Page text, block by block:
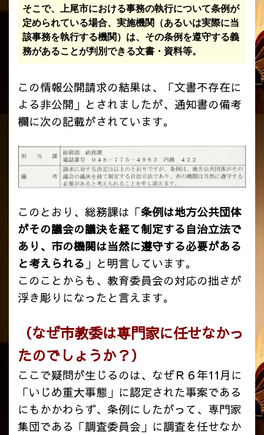
そこで、上尾市における事務の執行について条例が
定められている場合、実施機関（あるいは実際に当
該事務を執行する機関）は、その条例を遵守する義
務があることが判別できる文書・資料等。
この情報公開請求の結果は、「文書不存在に
よる非公開」とされましたが、通知書の備考
欄に次の記載がされています。
このとおり、総務課は「条例は地方公共団体
がその議会の議決を経て制定する自治立法で
あり、市の機関は当然に遵守する必要がある
と考えられる 」と明言しています。
このことからも、教育委員会の対応の拙さが
浮き彫りになったと言えます。
（なぜ市教委は専門家に任せなかっ
たのでしょうか？）
ここで疑問が生じるのは、なぜＲ６年11月に
「いじめ重大事態」に認定された事案である
にもかかわらず、条例にしたがって、専門家
集団である「調査委員会」に調査を任せなか